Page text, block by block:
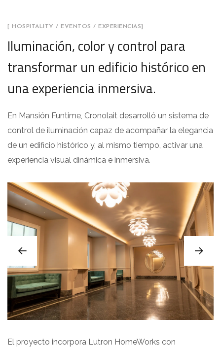
[ HOSPITALITY / EVENTOS / EXPERIENCIAS]
Iluminación, color y control para
transformar un edificio histórico en
una experiencia inmersiva.
En Mansión Funtime, Cronolait desarrolló un sistema de
control de iluminación capaz de acompañar la elegancia
de un edificio histórico y, al mismo tiempo, activar una
experiencia visual dinámica e inmersiva.
El proyecto incorpora Lutron HomeWorks con